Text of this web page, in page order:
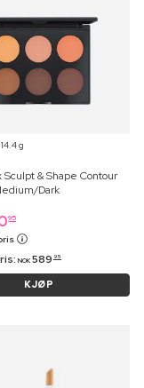
g
Sculpt & Shape Contour
Dark
95
NOK 589 95
KJØP